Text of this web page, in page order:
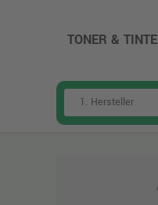
TONER & TINTE